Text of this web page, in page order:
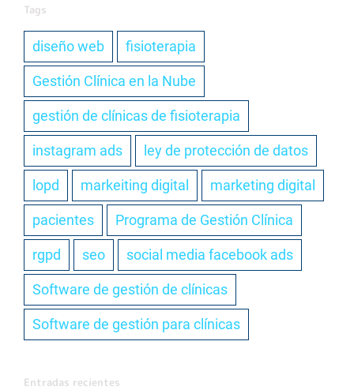
Tags
diseño web fisioterapia
Gestión Clínica en la Nube
gestión de clínicas de fisioterapia
instagram ads ley de protección de datos
lopd markeiting digital marketing digital
pacientes Programa de Gestión Clínica
rgpd seo social media facebook ads
Software de gestión de clínicas
Software de gestión para clínicas
Entradas recientes